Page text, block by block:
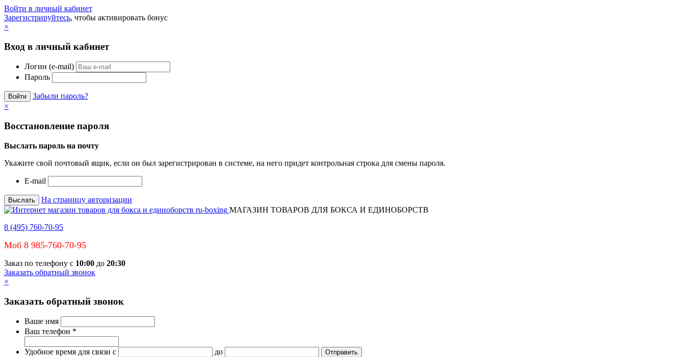
Войти в личный кабинет
Зарегистрируйтесь, чтобы активировать бонус
×
Вход в личный кабинет
Логин (e-mail)
Пароль
Забыли пароль?
×
Восстановление пароля
Выслать пароль на почту
Укажите свой почтовый ящик, если он был зарегистрирован в системе, на него придет контрольная строка для смены пароля.
E-mail
На страницу авторизации
МАГАЗИН ТОВАРОВ ДЛЯ БОКСА И ЕДИНОБОРСТВ
8 (495) 760-70-95
Моб 8 985-760-70-95
Заказ по телефону с 10:00 до 20:30
Заказать обратный звонок
×
Заказать обратный звонок
Ваше имя
Ваш телефон *
Удобное время для связи c до